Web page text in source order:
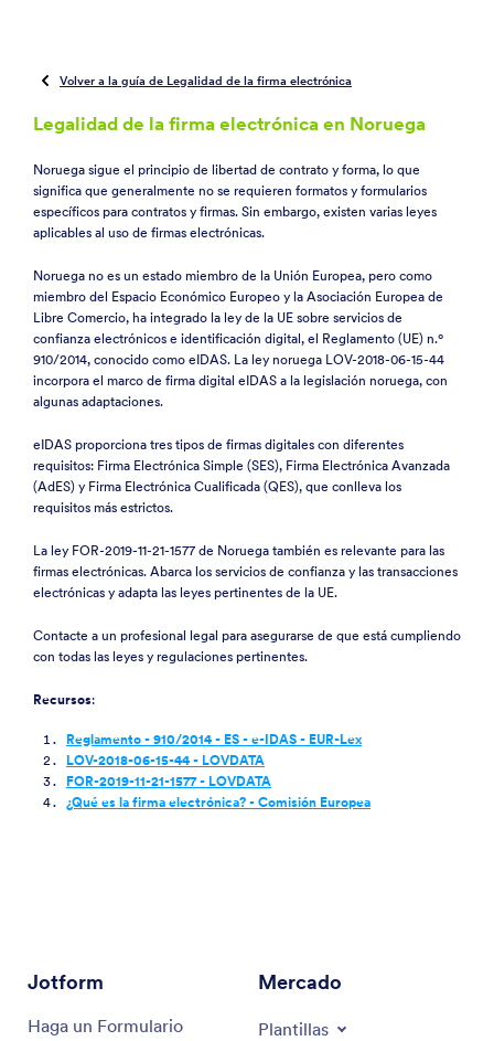
Volver a la guía de Legalidad de la firma electrónica
Legalidad de la firma electrónica en Noruega
Noruega sigue el principio de libertad de contrato y forma, lo que
significa que generalmente no se requieren formatos y formularios
específicos para contratos y firmas. Sin embargo, existen varias leyes
aplicables al uso de firmas electrónicas.
Noruega no es un estado miembro de la Unión Europea, pero como
miembro del Espacio Económico Europeo y la Asociación Europea de
Libre Comercio, ha integrado la ley de la UE sobre servicios de
confianza electrónicos e identificación digital, el Reglamento (UE) n.º
910/2014, conocido como eIDAS. La ley noruega LOV-2018-06-15-44
incorpora el marco de firma digital eIDAS a la legislación noruega, con
algunas adaptaciones.
eIDAS proporciona tres tipos de firmas digitales con diferentes
requisitos: Firma Electrónica Simple (SES), Firma Electrónica Avanzada
(AdES) y Firma Electrónica Cualificada (QES), que conlleva los
requisitos más estrictos.
La ley FOR-2019-11-21-1577 de Noruega también es relevante para las
firmas electrónicas. Abarca los servicios de confianza y las transacciones
electrónicas y adapta las leyes pertinentes de la UE.
Contacte a un profesional legal para asegurarse de que está cumpliendo
con todas las leyes y regulaciones pertinentes.
Recursos:
Reglamento - 910/2014 - ES - e-IDAS - EUR-Lex
LOV-2018-06-15-44 - LOVDATA
FOR-2019-11-21-1577 - LOVDATA
¿Qué es la firma electrónica? - Comisión Europea
Jotform
Haga un Formulario
Mercado
Plantillas